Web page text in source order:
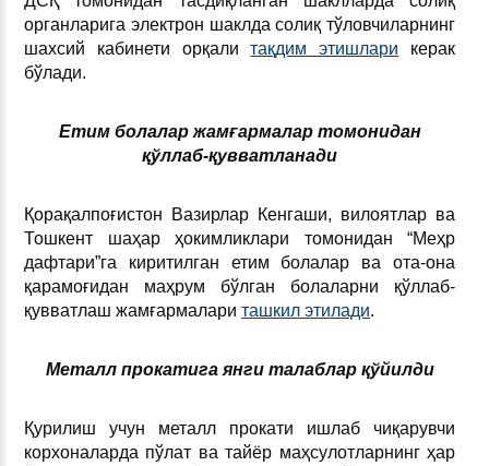
органларига электрон шаклда солиқ тўловчиларнинг
шахсий кабинети орқалитақдим этишлари керак
бўлади.
Етим болалар жамғармалар томонидан
қўллаб-қувватланади
Қорақалпоғистон Вазирлар Кенгаши, вилоятлар ва
Тошкент шаҳар ҳокимликлари томонидан “Меҳр
дафтари”га киритилган етим болалар ва ота-она
қарамоғидан маҳрум бўлган болаларни қўллаб-
қувватлаш жамғармалари ташкил этилади.
Металл прокатига янги талаблар қўйилди
Қурилиш учун металл прокати ишлаб чиқарувчи
корхоналарда пўлат ва тайёр маҳсулотларнинг ҳар